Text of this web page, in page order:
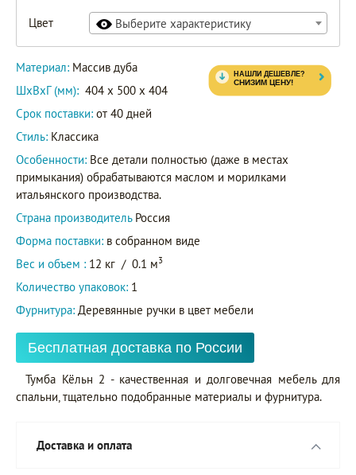
Цвет Выберите характеристику
Материал: Массив дуба
ШxВxГ (мм): 404 x 500 x 404
Срок поставки: от 40 дней
Стиль: Классика
Особенности: Все детали полностью (даже в местах
примыкания) обрабатываются маслом и морилками
итальянского производства.
Страна производитель Россия
Форма поставки: в собранном виде
Вес и объем : 12 кг / 0.1 м3
Количество упаковок: 1
Фурнитура: Деревянные ручки в цвет мебели
Бесплатная доставка по России
Тумба Кёльн 2 - качественная и долговечная мебель для
спальни, тщательно подобранные материалы и фурнитура.
Доставка и оплата